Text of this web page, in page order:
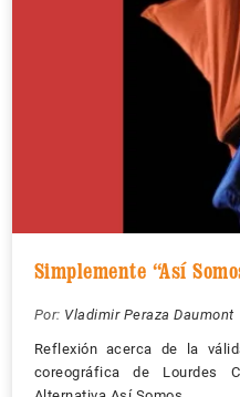
Simplemente “Así
Por: Vladimir Peraza Daumont
Reflexión acerca de la
coreográfica de Lourdes